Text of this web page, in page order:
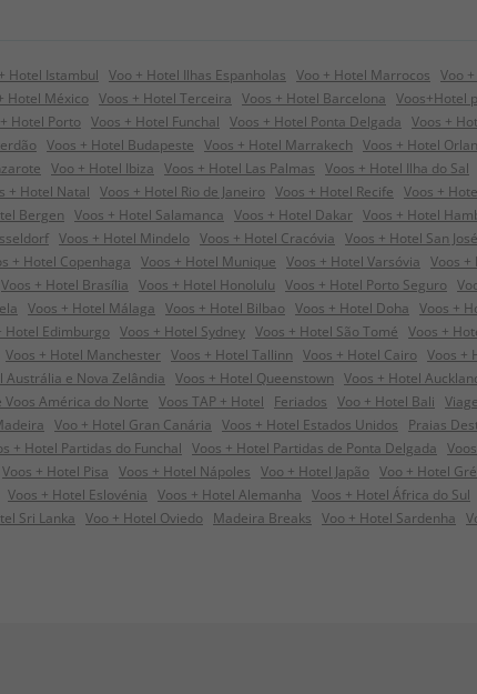
Hotel Istambul Voo + Hotel Ilhas Espanholas Voo + Hotel Marrocos Voo
Hotel México Voos + Hotel Terceira Voos + Hotel Barcelona Voos+Hotel
Hotel Porto Voos + Hotel Funchal Voos + Hotel Ponta Delgada Voos +
Voos + Hotel Budapeste Voos + Hotel Marrakech Voos + Hotel
Voo + Hotel Ibiza Voos + Hotel Las Palmas Voos + Hotel Ilha do Sal
+ Hotel Natal Voos + Hotel Rio de Janeiro Voos + Hotel Recife Voos +
Bergen Voos + Hotel Salamanca Voos + Hotel Dakar Voos + Hotel
Voos + Hotel Mindelo Voos + Hotel Cracóvia Voos + Hotel San José
+ Hotel Copenhaga Voos + Hotel Munique Voos + Hotel Varsóvia Voos +
Voos + Hotel Brasília Voos + Hotel Honolulu Voos + Hotel Porto Seguro
Voos + Hotel Málaga Voos + Hotel Bilbao Voos + Hotel Doha Voos +
Hotel Edimburgo Voos + Hotel Sydney Voos + Hotel São Tomé Voos +
Voos + Hotel Manchester Voos + Hotel Tallinn Voos + Hotel Cairo Voos +
Austrália e Nova Zelândia Voos + Hotel Queenstown Voos + Hotel
Voos América do Norte Voos TAP + Hotel Feriados Voo + Hotel Bali
Voo + Hotel Gran Canária Voos + Hotel Estados Unidos Praias
+ Hotel Partidas do Funchal Voos + Hotel Partidas de Ponta Delgada
Voos + Hotel Pisa Voos + Hotel Nápoles Voo + Hotel Japão Voo + Hotel
Voos + Hotel Eslovénia Voos + Hotel Alemanha Voos + Hotel África do Sul
Sri Lanka Voo + Hotel Oviedo Madeira Breaks Voo + Hotel Sardenha